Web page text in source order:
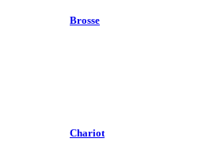
Brosse
Chariot